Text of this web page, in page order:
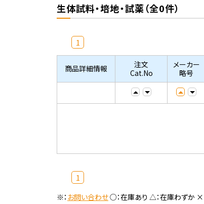
生体試料・培地・試薬（全0件）
1
商品詳細情報
注文
Cat.No
メーカー
略号
1
※： お問い合わせ○：在庫あり △：在庫わずか ×